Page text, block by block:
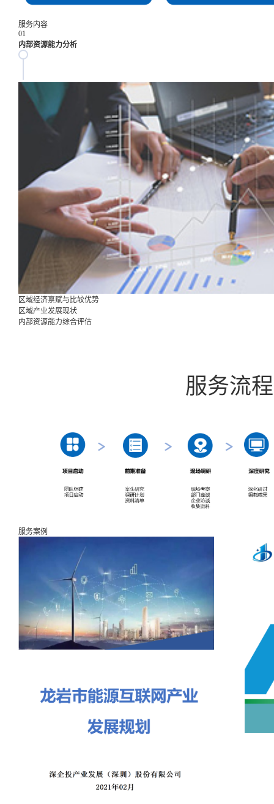
服务内容
01
内部资源能力分析
区域经济禀赋与比较优势
区域产业发展现状
内部资源能力综合评估
服务流程
服务案例